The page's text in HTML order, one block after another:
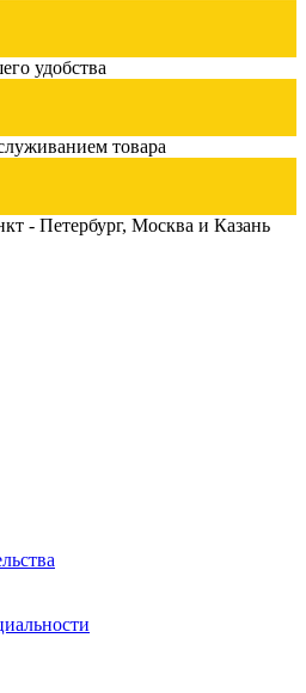
удобства
товара
- Петербург, Москва и Казань